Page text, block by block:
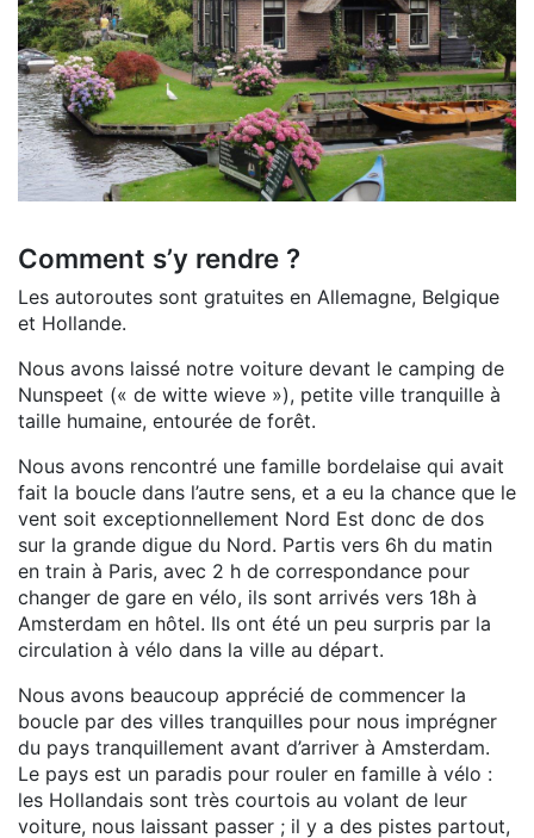
Comment s’y rendre ?
Les autoroutes sont gratuites en Allemagne, Belgique
et Hollande.
Nous avons laissé notre voiture devant le camping de
Nunspeet (« de witte wieve »), petite ville tranquille à
taille humaine, entourée de forêt.
Nous avons rencontré une famille bordelaise qui avait
fait la boucle dans l’autre sens, et a eu la chance que le
vent soit exceptionnellement Nord Est donc de dos
sur la grande digue du Nord. Partis vers 6h du matin
en train à Paris, avec 2 h de correspondance pour
changer de gare en vélo, ils sont arrivés vers 18h à
Amsterdam en hôtel. Ils ont été un peu surpris par la
circulation à vélo dans la ville au départ.
Nous avons beaucoup apprécié de commencer la
boucle par des villes tranquilles pour nous imprégner
du pays tranquillement avant d’arriver à Amsterdam.
Le pays est un paradis pour rouler en famille à vélo :
les Hollandais sont très courtois au volant de leur
voiture, nous laissant passer ; il y a des pistes partout,